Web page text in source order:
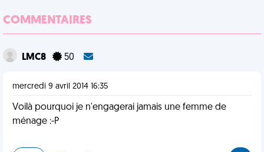
COMMENTAIRES
LMC8 50
mercredi 9 avril 2014 16:35
Voilà pourquoi je n'engagerai jamais une femme de
ménage :-P